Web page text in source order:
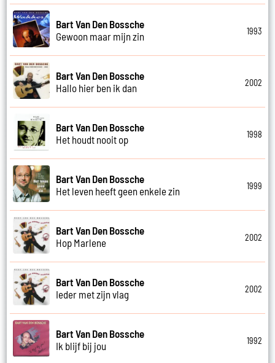
Bart Van Den Bossche
Gewoon maar mijn zin
1993
Bart Van Den Bossche
Hallo hier ben ik dan
2002
Bart Van Den Bossche
Het houdt nooit op
1998
Bart Van Den Bossche
Het leven heeft geen enkele zin
1999
Bart Van Den Bossche
Hop Marlene
2002
Bart Van Den Bossche
Ieder met zijn vlag
2002
Bart Van Den Bossche
Ik blijf bij jou
1992